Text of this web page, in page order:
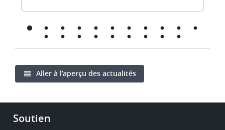
Aller à l’aperçu des actualités
Footer
Soutien